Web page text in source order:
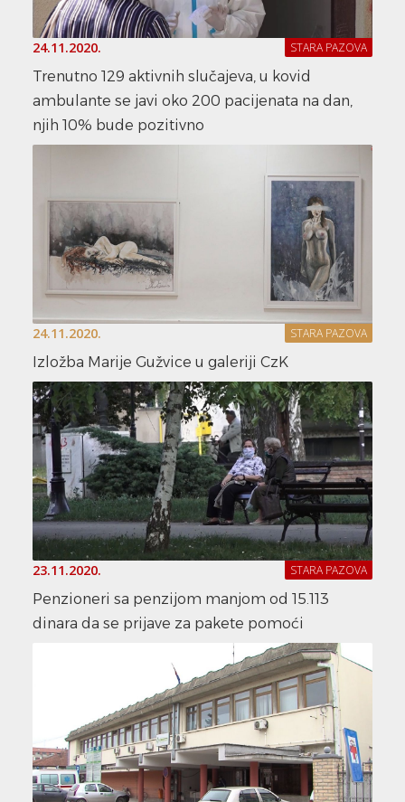
24.11.2020. STARA PAZOVA
Trenutno 129 aktivnih slučajeva, u kovid
ambulante se javi oko 200 pacijenata na dan,
njih 10% bude pozitivno
24.11.2020. STARA PAZOVA
Izložba Marije Gužvice u galeriji CzK
23.11.2020. STARA PAZOVA
Penzioneri sa penzijom manjom od 15.113
dinara da se prijave za pakete pomoći